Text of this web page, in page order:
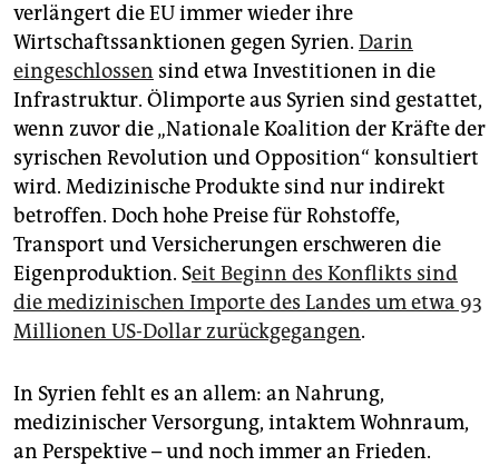
verlängert die EU immer wieder ihre
Wirtschaftssanktionen gegen Syrien. Darin
eingeschlossen sind etwa Investitionen in die
Infrastruktur. Ölimporte aus Syrien sind gestattet,
wenn zuvor die „Nationale Koalition der Kräfte der
syrischen Revolution und Opposition“ konsultiert
wird. Medizinische Produkte sind nur indirekt
betroffen. Doch hohe Preise für Rohstoffe,
Transport und Versicherungen erschweren die
Eigenproduktion. Seit Beginn des Konflikts sind
die medizinischen Importe des Landes um etwa 93
Millionen US-Dollar zurückgegangen.
In Syrien fehlt es an allem: an Nahrung,
medizinischer Versorgung, intaktem Wohnraum,
an Perspektive – und noch immer an Frieden.